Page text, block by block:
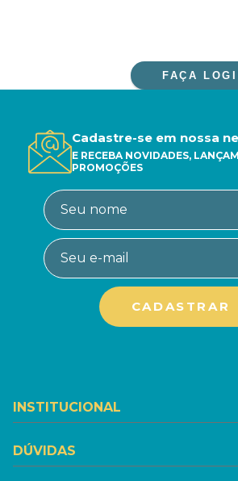
FAÇA
Cadastre-se em nossa
E RECEBA NOVIDADES,
PROMOÇÕES
INSTITUCIONAL
DÚVIDAS